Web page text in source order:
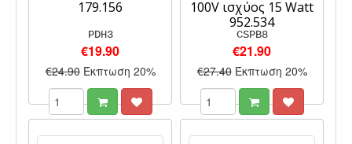
179.156
PDH3
€19.90
€24.90 Έκπτωση 20%
100V ισχύος 15 Watt
952.534
CSPB8
€21.90
€27.40 Έκπτωση 20%